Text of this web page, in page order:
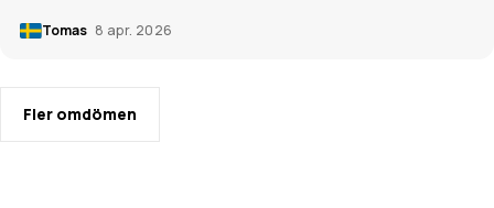
Tomas 8 apr. 2026
Fler omdömen